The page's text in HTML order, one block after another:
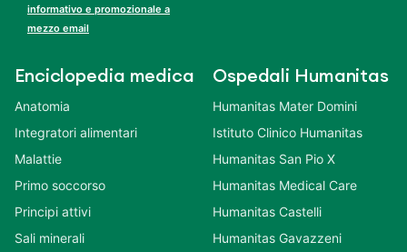
informativo e promozionale a
mezzo email
Enciclopedia medica
Anatomia
Integratori alimentari
Malattie
Primo soccorso
Principi attivi
Sali minerali
Ospedali Humanitas
Humanitas Mater Domini
Istituto Clinico Humanitas
Humanitas San Pio X
Humanitas Medical Care
Humanitas Castelli
Humanitas Gavazzeni